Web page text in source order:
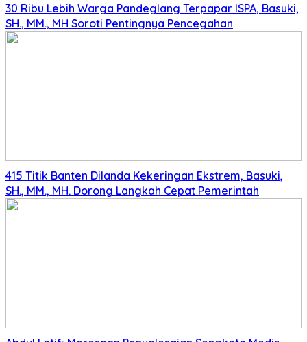
30 Ribu Lebih Warga Pandeglang Terpapar ISPA, Basuki,
SH., MM., MH Soroti Pentingnya Pencegahan
415 Titik Banten Dilanda Kekeringan Ekstrem, Basuki,
SH., MM., MH. Dorong Langkah Cepat Pemerintah